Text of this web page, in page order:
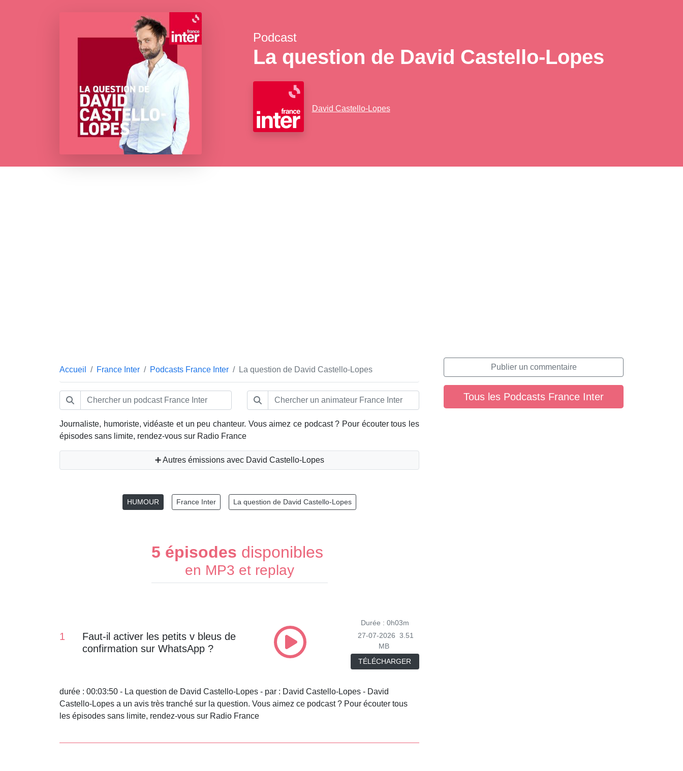
Podcast
La question de David Castello-Lopes
David Castello-Lopes
Accueil France Inter Podcasts France Inter La question de David Castello-Lopes
Journaliste, humoriste, vidéaste et un peu chanteur. Vous aimez ce podcast ? Pour écouter tous les
épisodes sans limite, rendez-vous sur Radio France
➕ Autres émissions avec David Castello-Lopes
HUMOUR France Inter La question de David Castello-Lopes
5 épisodes disponibles
en MP3 et replay
1
Faut-il activer les petits v bleus de
confirmation sur WhatsApp ?
Durée : 0h03m
27-07-2026 3.51
MB
TÉLÉCHARGER
durée : 00:03:50 - La question de David Castello-Lopes - par : David Castello-Lopes - David
Castello-Lopes a un avis très tranché sur la question. Vous aimez ce podcast ? Pour écouter tous
les épisodes sans limite, rendez-vous sur Radio France
Publier un commentaire
Tous les Podcasts France Inter